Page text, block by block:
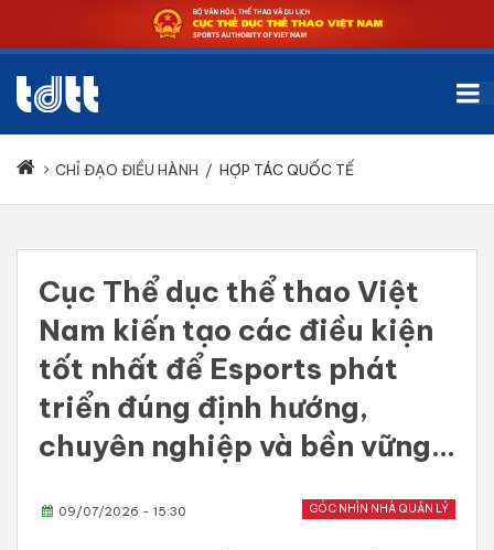
CHỈ ĐẠO ĐIỀU HÀNH / HỢP TÁC QUỐC TẾ
Cục Thể dục thể thao Việt
Nam kiến tạo các điều kiện
tốt nhất để Esports phát
triển đúng định hướng,
chuyên nghiệp và bền vững...
GÓC NHÌN NHÀ QUẢN LÝ
09/07/2026 - 15:30